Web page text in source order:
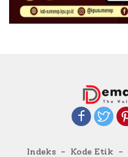
Indeks Kode Etik